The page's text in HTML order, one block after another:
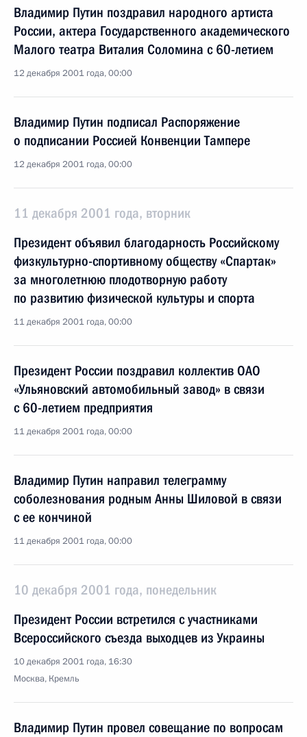
Владимир Путин поздравил народного артиста
России, актера Государственного академического
Малого театра Виталия Соломина с 60-летием
12 декабря 2001 года, 00:00
Владимир Путин подписал Распоряжение
о подписании Россией Конвенции Тампере
12 декабря 2001 года, 00:00
11 декабря 2001 года, вторник
Президент объявил благодарность Российскому
физкультурно-спортивному обществу «Спартак»
за многолетнюю плодотворную работу
по развитию физической культуры и спорта
11 декабря 2001 года, 00:00
Президент России поздравил коллектив ОАО
«Ульяновский автомобильный завод» в связи
с 60-летием предприятия
11 декабря 2001 года, 00:00
Владимир Путин направил телеграмму
соболезнования родным Анны Шиловой в связи
с ее кончиной
11 декабря 2001 года, 00:00
10 декабря 2001 года, понедельник
Президент России встретился с участниками
Всероссийского съезда выходцев из Украины
10 декабря 2001 года, 16:30
Москва, Кремль
Владимир Путин провел совещание по вопросам